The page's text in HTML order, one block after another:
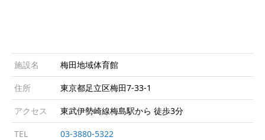
施設名 梅田地域体育館
住所 東京都足立区梅田7-33-1
アクセス 東武伊勢崎線梅島駅から 徒歩3分
TEL 03-3880-5322